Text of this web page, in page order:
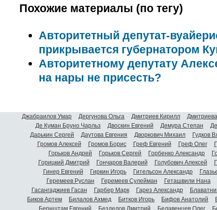
Похожие материалы (по тегу)
Авторитетный депутат-
прикрывается губернатором
Авторитетному депутату
на нары не присесть?
Джабраилов Умар Дергунова Ольга Дмитриев Кирилл
Де Куман Бруно Чарльз
Двоскин Евгений Демура Степан
Дарькин Сергей
Даутова Евгения Дворкович Михаил
Гудков
Громов Алексей
Громов Борис Греф Евгений Греф Олег
Горьков Андрей
Горьков Сергей Горбенко Александр
Горицкий Дмитрий
Гончаров Валерий Голубович Алексей
Гинер Евгений
Гиркин Игорь Гительсон Александр
Геремеев Руслан
Геремеев Сулейман
Геташвили Нана
Гасангаджиев Гасан
Гарбер Марк Гарез Александр
Биков Артем
Билалов Ахмед Битков Игорь Бифов Анатолий
Бернштам Евгений
Безделов Дмитрий Белавенцев Олег